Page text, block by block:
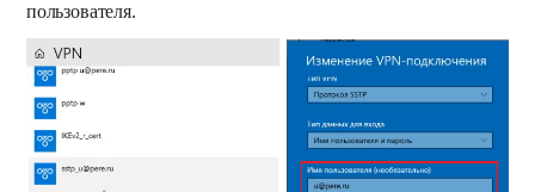
пользователя.